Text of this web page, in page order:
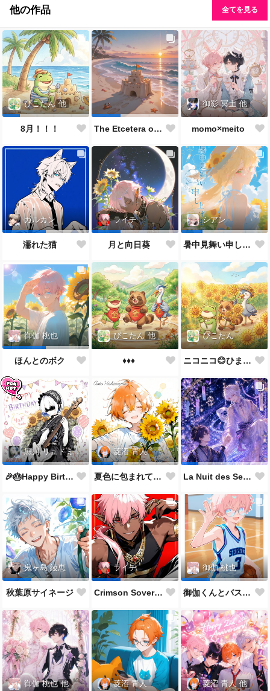
他の作品 全てを見る
ぴこたん 他
8月！！！ The Etcetera of the Sea and Crabs
御影 冥土 他
momo×meito
カルカン
濡れた猫
ライチ
月と向日葵
シアン
暑中見舞い申し上げます🌻
御伽 桃也
ほんとのボク
ぴこたん 他
♦️♦️♦️
ぴこたん
ニコニコ😊ひまわり🌻
黒川 リュドミーラ
🎉🎂Happy Birthday 🎂🎉
菱沼 青人
夏色に包まれて🌻✨ La Nuit des Sept Étoiles
鬼ヶ島 綾恵
秋葉原サイネージ
ライチ
Crimson Sovereign👑
御伽 桃也
御伽くんとバスケ🏀
御伽 桃也 他 菱沼 青人 菱沼 青人 他